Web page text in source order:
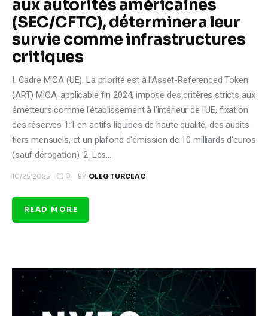
aux autorités américaines
(SEC/CFTC), déterminera leur
survie comme infrastructures
critiques
I. Cadre MiCA (UE). La priorité est à l'Asset-Referenced Token
(ART) MiCA, applicable fin 2024, impose des critères stricts aux
émetteurs comme l'établissement à l'intérieur de l'UE, fixation
des réserves 1:1 en actifs liquides de haute qualité, des audits
tiers mensuels, et un plafond d'émission de 10 milliards d'euros
(sauf dérogation). 2. Les…
10/25/2025 0 BY OLEG TURCEAC
READ MORE